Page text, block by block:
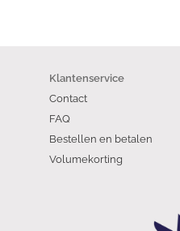
Klantenservice
Contact
FAQ
Bestellen en betalen
Volumekorting